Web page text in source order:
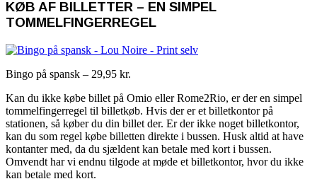
KØB AF BILLETTER – EN SIMPEL
TOMMELFINGERREGEL
Bingo på spansk – 29,95 kr.
Kan du ikke købe billet på Omio eller Rome2Rio, er der en simpel
tommelfingerregel til billetkøb. Hvis der er et billetkontor på
stationen, så køber du din billet der. Er der ikke noget billetkontor,
kan du som regel købe billetten direkte i bussen. Husk altid at have
kontanter med, da du sjældent kan betale med kort i bussen.
Omvendt har vi endnu tilgode at møde et billetkontor, hvor du ikke
kan betale med kort.